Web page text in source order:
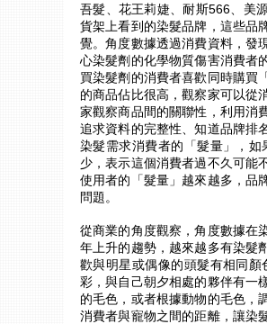
吾髮、花王莉婕、耐斯566、美
貨架上看到的染髮品牌，這些品
覺。角度數據透過消費資料，發
心染髮劑的化學物質傷害消費者
買染髮劑的消費者喜歡同時購買
的商品佔比很高，觀察家可以從
家觀察商品間的關聯性，利用消
追求資料的完整性、知道品牌排
染髮需求消費者的「髮量」，
少，表示這個消費者過不久可能
使用者的「髮量」越來越多，品
問題。
從商業的角度觀察，角度數據在
年上升的趨勢，越來越多有染髮
歡與明星或偶像的頭髮有相同
彩，與自己朝夕相處的夥伴有一
的毛色，或者根據動物的毛色，
消費者與寵物之間的距離，讓染